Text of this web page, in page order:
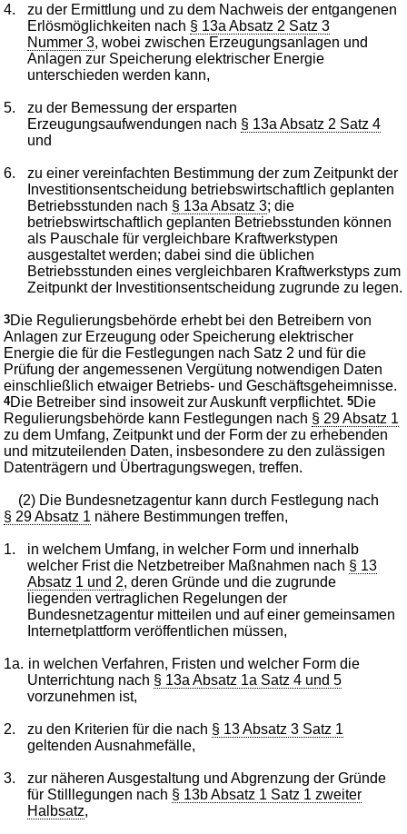
4.
zu der Ermittlung und zu dem Nachweis der entgangenen
Erlösmöglichkeiten nach § 13a Absatz 2 Satz 3
Nummer 3, wobei zwischen Erzeugungsanlagen und
Anlagen zur Speicherung elektrischer Energie
unterschieden werden kann,
5.
zu der Bemessung der ersparten
Erzeugungsaufwendungen nach § 13a Absatz 2 Satz 4
und
6.
zu einer vereinfachten Bestimmung der zum Zeitpunkt der
Investitionsentscheidung betriebswirtschaftlich geplanten
Betriebsstunden nach § 13a Absatz 3; die
betriebswirtschaftlich geplanten Betriebsstunden können
als Pauschale für vergleichbare Kraftwerkstypen
ausgestaltet werden; dabei sind die üblichen
Betriebsstunden eines vergleichbaren Kraftwerkstyps zum
Zeitpunkt der Investitionsentscheidung zugrunde zu legen.
3Die Regulierungsbehörde erhebt bei den Betreibern von
Anlagen zur Erzeugung oder Speicherung elektrischer
Energie die für die Festlegungen nach Satz 2 und für die
Prüfung der angemessenen Vergütung notwendigen Daten
einschließlich etwaiger Betriebs- und Geschäftsgeheimnisse.
4Die Betreiber sind insoweit zur Auskunft verpflichtet.5Die
Regulierungsbehörde kann Festlegungen nach § 29 Absatz 1
zu dem Umfang, Zeitpunkt und der Form der zu erhebenden
und mitzuteilenden Daten, insbesondere zu den zulässigen
Datenträgern und Übertragungswegen, treffen.
(2) Die Bundesnetzagentur kann durch Festlegung nach
§ 29 Absatz 1 nähere Bestimmungen treffen,
1.
in welchem Umfang, in welcher Form und innerhalb
welcher Frist die Netzbetreiber Maßnahmen nach § 13
Absatz 1 und 2, deren Gründe und die zugrunde
liegenden vertraglichen Regelungen der
Bundesnetzagentur mitteilen und auf einer gemeinsamen
Internetplattform veröffentlichen müssen,
1a. in welchen Verfahren, Fristen und welcher Form die
Unterrichtung nach § 13a Absatz 1a Satz 4 und 5
vorzunehmen ist,
2. zu den Kriterien für die nach § 13 Absatz 3 Satz 1
geltenden Ausnahmefälle,
3.
zur näheren Ausgestaltung und Abgrenzung der Gründe
für Stilllegungen nach § 13b Absatz 1 Satz 1 zweiter
Halbsatz,